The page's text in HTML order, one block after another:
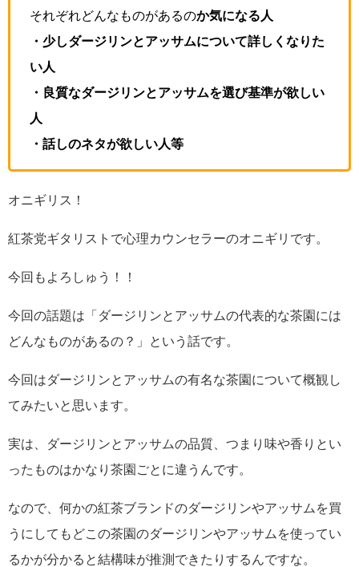
それぞれどんなものがあるのか気になる人
・少しダージリンとアッサムについて詳しくなりた
い人
・良質なダージリンとアッサムを選び基準が欲しい
人
・話しのネタが欲しい人等
オニギリス！
紅茶党ギタリストで心理カウンセラーのオニギリです。
今回もよろしゅう！！
今回の話題は「ダージリンとアッサムの代表的な茶園には
どんなものがあるの？」という話です。
今回はダージリンとアッサムの有名な茶園について概観し
てみたいと思います。
実は、ダージリンとアッサムの品質、つまり味や香りとい
ったものはかなり茶園ごとに違うんです。
なので、何かの紅茶ブランドのダージリンやアッサムを買
うにしてもどこの茶園のダージリンやアッサムを使ってい
るかが分かると結構味が推測できたりするんですな。